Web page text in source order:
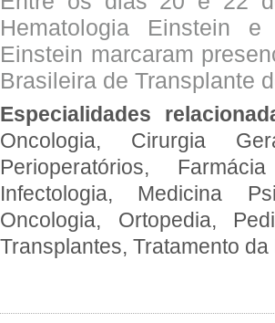
Hematologia Einstein
Einstein marcaram
Brasileira de Transplante
Especialidades
Oncologia, Cirurgia
Perioperatórios,
Infectologia, Medicina
Oncologia, Ortopedia,
Transplantes, Tratamento